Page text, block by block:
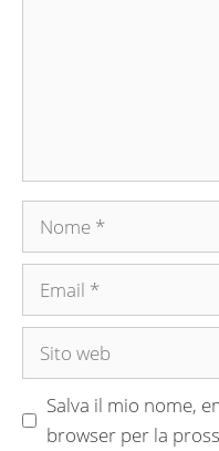
Nome
Email
Sito
Salva il mio nome,
browser per la